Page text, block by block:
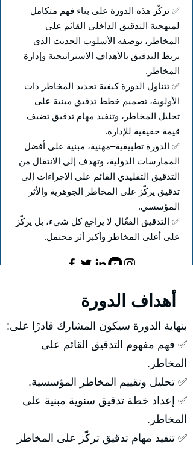
✅ تركّز هذه الدورة على بناء فهم متكامل
لمنهجية التدقيق الداخلي القائم على
المخاطر، بوصفه الأسلوب الحديث الذي
يربط التدقيق بالأهداف الاستراتيجية وإدارة
المخاطر.
✅ تتناول الدورة كيفية تحديد المخاطر ذات
الأولوية، تصميم خطط تدقيق مبنية على
تحليل المخاطر، وتنفيذ مهام تدقيق تضيف
قيمة حقيقية للإدارة.
✅ الدورة تطبيقية–مهنية، مبنية على أفضل
الممارسات الدولية، وتهدف إلى الانتقال من
التدقيق التقليدي القائم على الإجراءات إلى
تدقيق يركّز على المخاطر الجوهرية والأثر
المؤسسي.
✅ التدقيق الفعّال لا يراجع كل شيء، بل يركّز
على أعلى المخاطر وأكبر أثر محتمل.
بنهاية الدورة سيكون المشارك قادرًا على:
✅ فهم مفهوم التدقيق القائم على
المخاطر.
✅ تحليل وتقييم المخاطر المؤسسية.
✅ إعداد خطة تدقيق سنوية مبنية على
المخاطر.
✅ تنفيذ مهام تدقيق تركّز على المخاطر